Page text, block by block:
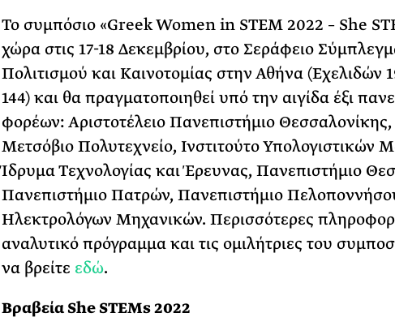
Το συμπόσιο «Greek Women in STEM 2022 – She
χώρα στις 17-18 Δεκεμβρίου, στο Σεράφειο
Πολιτισμού και Καινοτομίας στην Αθήνα (Εχελιδών
144) και θα πραγματοποιηθεί υπό την αιγίδα έξι
φορέων: Αριστοτέλειο Πανεπιστήμιο Θεσσαλονίκης,
Μετσόβιο Πολυτεχνείο, Ινστιτούτο Υπολογιστικών
Ίδρυμα Τεχνολογίας και Έρευνας, Πανεπιστήμιο
Πανεπιστήμιο Πατρών, Πανεπιστήμιο
Ηλεκτρολόγων Μηχανικών. Περισσότερες
αναλυτικό πρόγραμμα και τις ομιλήτριες του
να βρείτε εδώ.
Βραβεία She STEMs 2022